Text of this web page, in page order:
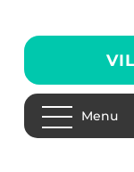
Menu